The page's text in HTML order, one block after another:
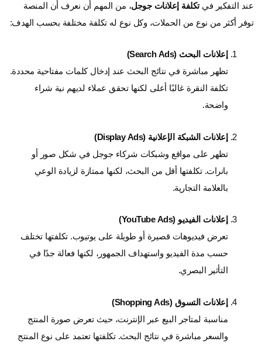
عند التفكير فيتكلفة إعلانات جوجل، من المهم أن نعرف أن المنصة
توفر أكثر من نوع من الحملات، وكل نوع له تكلفة مختلفة بحسب الهدف:
إعلانات البحث (Search Ads)
تظهر مباشرة في نتائج البحث عند إدخال كلمات مفتاحية محددة.
تكلفة النقرة غالبًا أعلى لكنها تحقق عملاء لديهم نية شراء
واضحة.
إعلانات الشبكة الإعلانية (Display Ads)
تظهر على مواقع وشبكات شركاء جوجل في شكل صور أو
بانرات. تكلفتها أقل من البحث، لكنها ممتازة لزيادة الوعي
بالعلامة التجارية.
إعلانات الفيديو (YouTube Ads)
تعرض فيديوهات قصيرة أو طويلة على يوتيوب. تكلفتها تختلف
حسب مدة الفيديو واستهداف الجمهور، لكنها فعالة جدًا في
التأثير البصري.
إعلانات التسوق (Shopping Ads)
مناسبة لمتاجر البيع عبر الإنترنت، حيث تعرض صورة المنتج
والسعر مباشرة في نتائج البحث. تكلفتها تعتمد على نوع المنتج